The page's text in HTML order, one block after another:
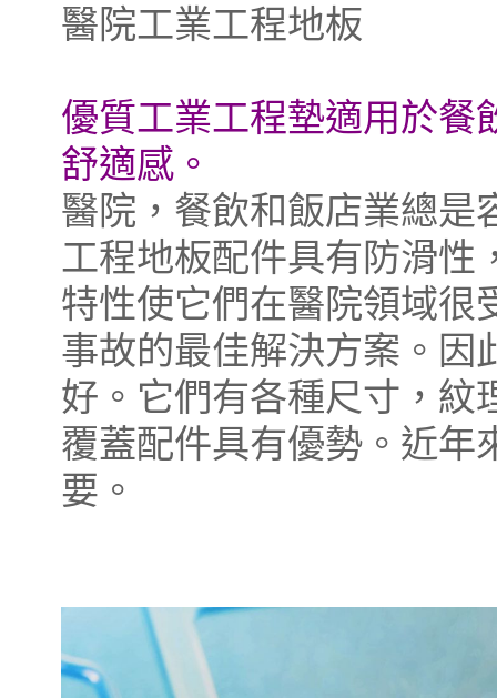
醫院工業工程地板
優質工業工程墊適用於餐
舒適感。
醫院，餐飲和飯店業總是
工程地板配件具有防滑性
特性使它們在醫院領域很
事故的最佳解決方案。因
好。它們有各種尺寸，紋
覆蓋配件具有優勢。近年
要。